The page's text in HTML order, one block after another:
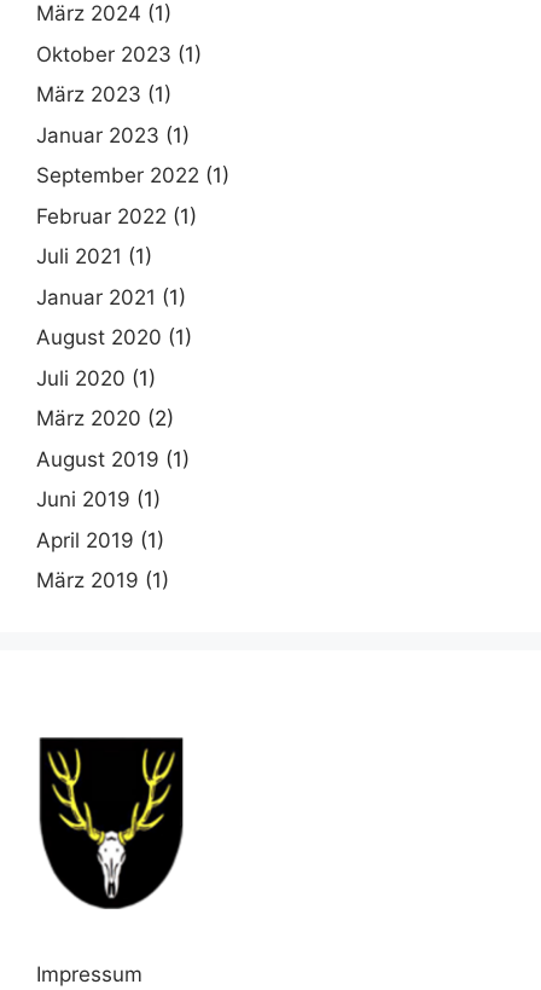
März 2024 (1)
Oktober 2023 (1)
März 2023 (1)
Januar 2023 (1)
September 2022 (1)
Februar 2022 (1)
Juli 2021 (1)
Januar 2021 (1)
August 2020 (1)
Juli 2020 (1)
März 2020 (2)
August 2019 (1)
Juni 2019 (1)
April 2019 (1)
März 2019 (1)
Impressum